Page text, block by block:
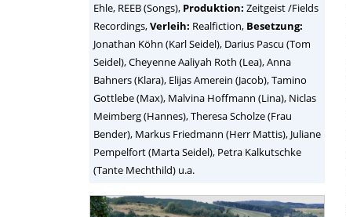
Ehle, REEB (Songs), Produktion: Zeitgeist /Fields
Recordings,Verleih: Realfiction, Besetzung:
Jonathan Köhn (Karl Seidel), Darius Pascu (Tom
Seidel), Cheyenne Aaliyah Roth (Lea), Anna
Bahners (Klara), Elijas Amerein (Jacob), Tamino
Gottlebe (Max), Malvina Hoffmann (Lina), Niclas
Meimberg (Hannes), Theresa Scholze (Frau
Bender), Markus Friedmann (Herr Mattis), Juliane
Pempelfort (Marta Seidel), Petra Kalkutschke
(Tante Mechthild) u.a.